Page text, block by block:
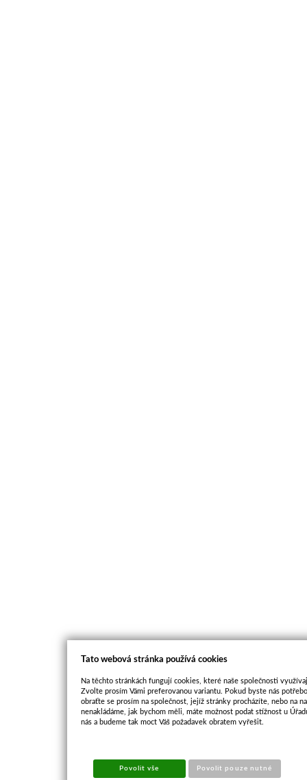
Tato webová stránka používá cookies
Na těchto stránkách fungují cookies, které naše společnosti
Zvolte prosím Vámi preferovanou variantu. Pokud byste nás
obraťte se prosím na společnost, jejíž stránky procházíte, nebo na
nenakládáme, jak bychom měli, máte možnost podat stížnost u
nás a budeme tak moct Váš požadavek obratem vyřešit.
Povolit vše Povolit pouze nutné